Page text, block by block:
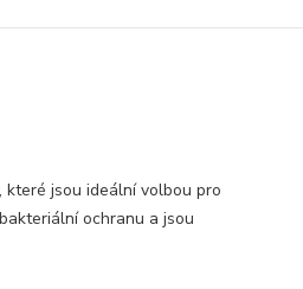
které jsou ideální volbou pro
ochranu a jsou